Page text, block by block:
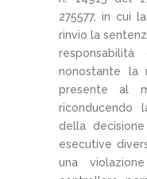
275577, in cui
rinvio la
nonostante la
presente al
riconducendo
della
esecutive
una